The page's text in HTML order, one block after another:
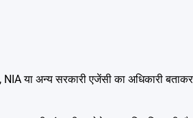
या अन्य सरकारी एजेंसी का अधिकारी बताकर